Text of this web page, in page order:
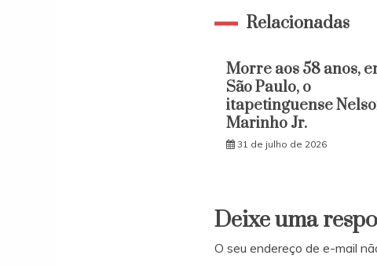
PostRelacionadas
Morre aos 58 anos,
São Paulo, o
itapetinguense
Marinho Jr.
31 de julho de 2026
Deixe uma
O seu endereço de e-mail